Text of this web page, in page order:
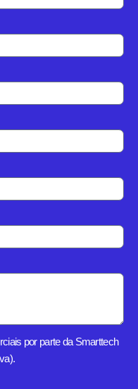
por parte da Smarttech